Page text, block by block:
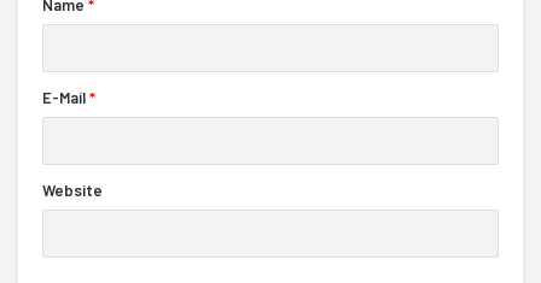
Name *
E-Mail*
Website